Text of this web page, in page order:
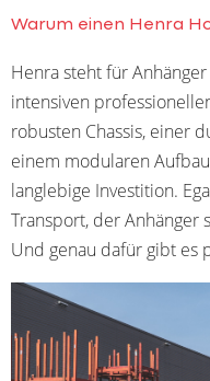
Warum einen Henra
Henra steht für
intensiven
robusten Chassis, einer
einem modularen
langlebige Investition.
Transport, der Anhänger
Und genau dafür gibt es